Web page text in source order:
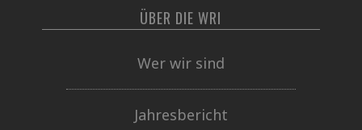
ÜBER DIE WRI
Wer wir sind
Jahresbericht